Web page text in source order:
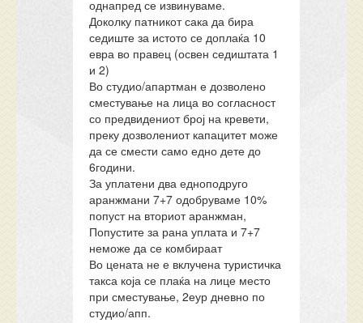
однапред се извинуваме.
Доколку патникот сака да бира
седиште за истото се доплаќа 10
евра во правец (освен седиштата 1
и 2)
Во студио/апартман е дозволено
сместување на лица во согласност
со предвидениот број на кревети,
преку дозволениот капацитет може
да се смести само едно дете до
6години.
За уплатени два едноподруго
аранжмани 7+7 одобруваме 10%
попуст на вториот аранжман,
Попустите за рана уплата и 7+7
неможе да се комбираат
Во цената не е вклучена туристичка
такса која се плаќа на лице место
при сместување, 2еур дневно по
студио/апп.